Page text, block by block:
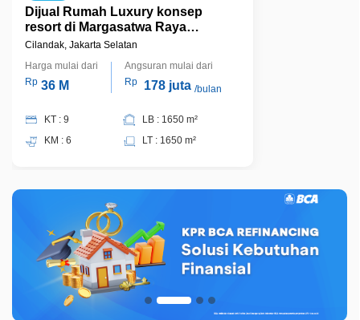
Dijual Rumah Luxury konsep
resort di Margasatwa Raya
Cilandak Cilandak - Jakarta Selatan
Cilandak, Jakarta Selatan
Harga mulai dari
Rp 36 M
Angsuran mulai dari
Rp
178 juta /bulan
KT : 9
KM : 6
LB : 1650 m²
LT : 1650 m²